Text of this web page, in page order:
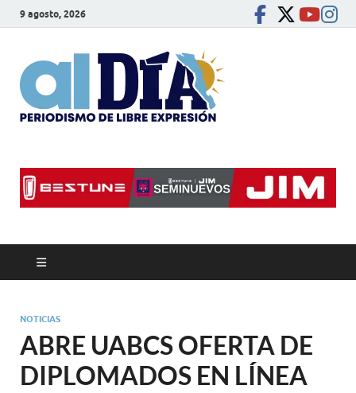
9 agosto, 2026
NOTICIAS
ABRE UABCS OFERTA DE
DIPLOMADOS EN LÍNEA